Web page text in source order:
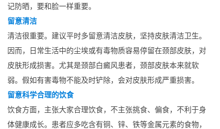
记防晒，要和脸一样重要。
留意清洁
清洁很重要。建议平时多留意清洁皮肤，坚持皮肤清洁卫生。
因而，日常生活中的尘埃或有毒物质容易停留在颈部皮肤，对
皮肤形成损害。尤其是颈部白癜风患者，颈部皮肤本来就软
弱。假如有害毒物不能及时铲除，会对皮肤形成严重损害。
留意科学合理的饮食
饮食方面，主张大家合理饮食，不主张挑食、偏食，不利于身
体健康成长。患者应多吃含有铜、锌、铁等金属元素的食物，